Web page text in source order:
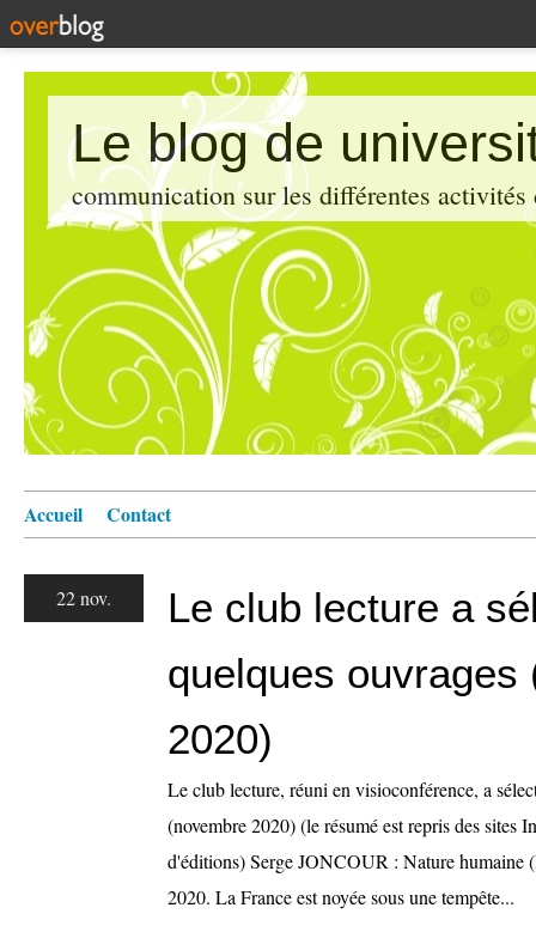
Le blog de
communication sur les différentes
Accueil Contact
22 nov.
Le club lecture a
quelques ouvrages
2020)
Le club lecture, réuni en visioconférence, a
(novembre 2020) (le résumé est repris des sites
d'éditions) Serge JONCOUR : Nature humaine
2020. La France est noyée sous une tempête...